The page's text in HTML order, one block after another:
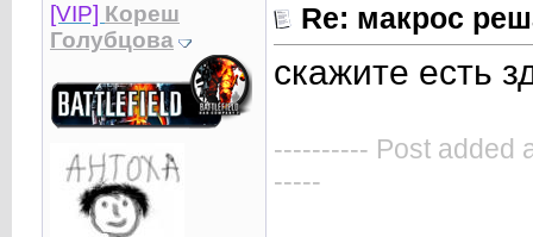
[VIP] Кореш
Голубцова
Re: макрос
скажите есть
---------- Post added
-----